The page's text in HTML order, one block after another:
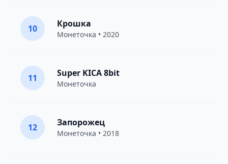
10 Крошка
Монеточка • 2020
11 Super KICA 8bit
Монеточка
12 Запорожец
Монеточка • 2018